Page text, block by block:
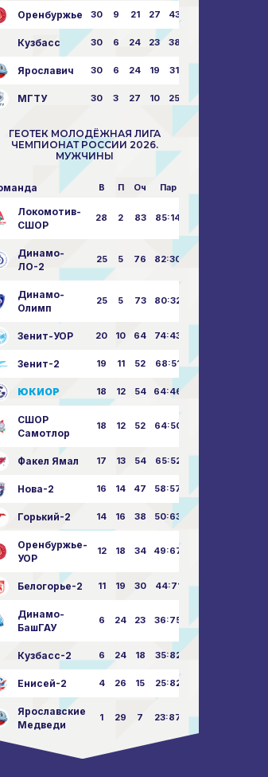
Оренбуржье 30 9 21 27 43:73
Кузбасс 30 6 24 23 38:76
Ярославич 30 6 24 19 31:80
МГТУ 30 3 27 10 25:87
ГЕОТЕК МОЛОДЁЖНАЯ ЛИГА
ЧЕМПИОНАТ РОССИИ 2026.
МУЖЧИНЫ
В П Оч Пар
Локомотив-
СШОР
28 2 83 85:14
Динамо-
ЛО-2
25 5 76 82:30
Динамо-
Олимп
25 5 73 80:32
Зенит-УОР 20 10 64 74:43
Зенит-2 19 11 52 68:51
ЮКИОР 18 12 54 64:46
СШОР
Самотлор
18 12 52 64:50
Факел Ямал 17 13 54 65:52
Нова-2 16 14 47 58:57
Горький-2 14 16 38 50:63
Оренбуржье-
УОР
12 18 34 49:67
Белогорье-2 11 19 30 44:71
Динамо-
БашГАУ
6 24 23 36:75
Кузбасс-2 6 24 18 35:82
Енисей-2 4 26 15 25:82
Ярославские
Медведи
1 29 7 23:87